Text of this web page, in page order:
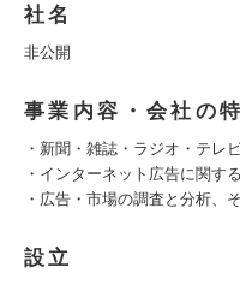
社名
非公開
事業内容・会社の
・新聞・雑誌・ラジオ・テレ
・インターネット広告に関す
・広告・市場の調査と分析、
設立